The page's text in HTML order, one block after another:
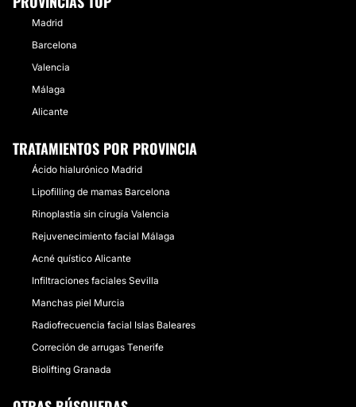
Depilación láser
Carboxiterapia
Madrid
Barcelona
Valencia
Málaga
Alicante
TRATAMIENTOS POR PROVINCIA
Ácido hialurónico Madrid
Lipofilling de mamas Barcelona
Rinoplastia sin cirugía Valencia
Rejuvenecimiento facial Málaga
Acné quístico Alicante
Infiltraciones faciales Sevilla
Manchas piel Murcia
Radiofrecuencia facial Islas Baleares
Correción de arrugas Tenerife
Biolifting Granada